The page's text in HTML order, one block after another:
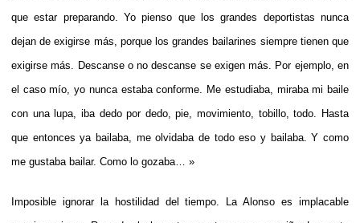
que estar preparando. Yo pienso que los grandes deportistas nunca
dejan de exigirse más, porque los grandes bailarines siempre tienen que
exigirse más. Descanse o no descanse se exigen más. Por ejemplo, en
el caso mío, yo nunca estaba conforme. Me estudiaba, miraba mi baile
con una lupa, iba dedo por dedo, pie, movimiento, tobillo, todo. Hasta
que entonces ya bailaba, me olvidaba de todo eso y bailaba. Y como
me gustaba bailar. Como lo gozaba… »
Imposible ignorar la hostilidad del tiempo. La Alonso es implacable